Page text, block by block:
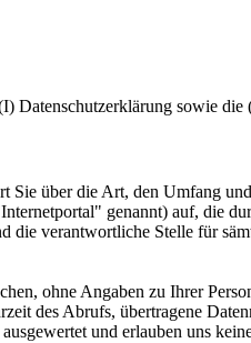
Datenschutzerklärung sowie
Sie über die Art, den Umfang
genannt) auf, die
die verantwortliche Stelle für
ohne Angaben zu Ihrer
des Abrufs, übertragene
ausgewertet und erlauben uns